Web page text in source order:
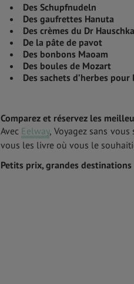
Des Schupfnudeln
Des gaufrettes Hanuta
Des crèmes du Dr Hauschka
De la pâte de pavot
Des bonbons Maoam
Des boules de Mozart
Des sachets d’herbes pour
Comparez et réservez les
Avec Eelway, Voyagez sans
vous les livre où vous le
Petits prix, grandes destinations